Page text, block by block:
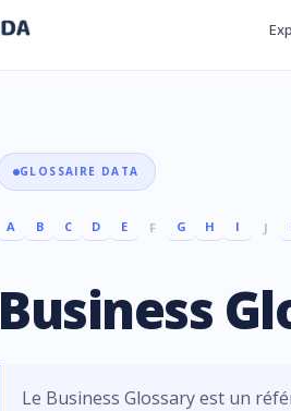
GLOSSAIRE DATA
A B C D E F G H I J
Business
Le Business Glossary est un